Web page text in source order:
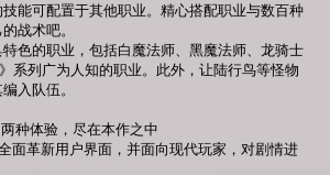
能可配置于其他职业。精心搭配职业与数百种
战术吧。
色的职业，包括白魔法师、黑魔法师、龙骑士
系列广为人知的职业。此外，让陆行鸟等怪物
入队伍。
两种体验，尽在本作之中
面革新用户界面，并面向现代玩家，对剧情进